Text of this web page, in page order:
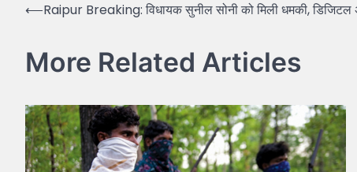
Post
⟵Raipur Breaking: विधायक सुनील सोनी को मिली धमकी, डिजिटल
More Related Articles